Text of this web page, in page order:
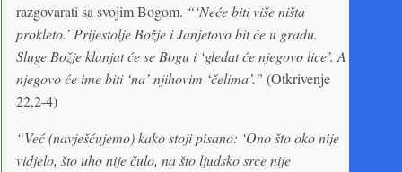
razgovarati sa svojim Bogom. “‘Neće biti više ništa
prokleto.’ Prijestolje Božje i Janjetovo bit će u gradu.
Sluge Božje klanjat će se Bogu i ‘gledat će njegovo lice’. A
njegovo će ime biti ‘na’ njihovim ‘čelima’.” (Otkrivenje
22,2-4)
“Već (navješćujemo) kako stoji pisano: ‘Ono što oko nije
vidjelo, što uho nije čulo, na što ljudsko srce nije